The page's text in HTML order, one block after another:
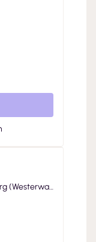
(Westerwal